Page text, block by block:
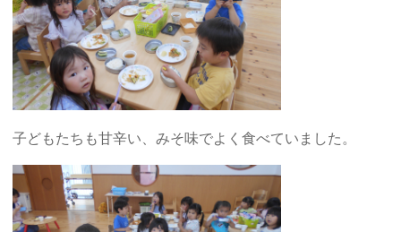
子どもたちも甘辛い、みそ味でよく食べていました。